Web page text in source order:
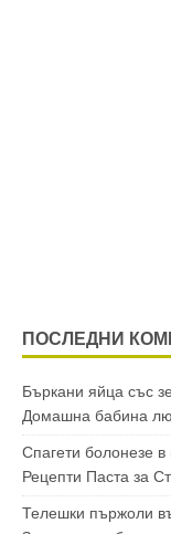
ПОСЛЕДНИ
Бъркани яйца със
Домашна бабина
Спагети болонезе в
Рецепти Паста за
Телешки пържоли